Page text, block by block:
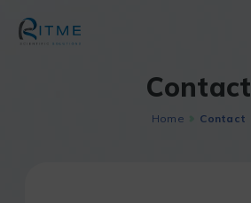
content
Contact
Home Contact